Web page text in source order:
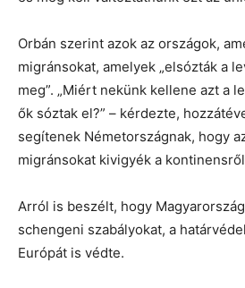
Orbán szerint azok az országok,
migránsokat, amelyek „elsózták a
meg”. „Miért nekünk kellene azt a
ők sóztak el?” – kérdezte,
segítenek Németországnak, hogy
migránsokat kivigyék a
Arról is beszélt, hogy
schengeni szabályokat, a
Európát is védte.